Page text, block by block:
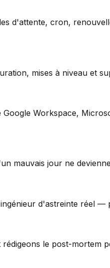
d'attente, cron,
mises à niveau et
Workspace,
mauvais jour ne
d'astreinte réel —
le post-mortem